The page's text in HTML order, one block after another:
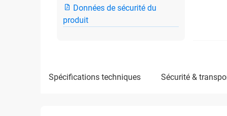
Données de sécurité du
produit
spécifications techniques sécurité &